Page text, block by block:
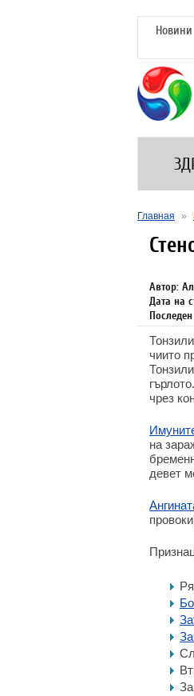
Новини
Главная »
Автор:
Дата на
Последен
чиито
чрез
на
девет